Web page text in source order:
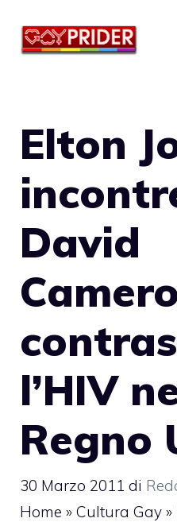
Elton
David
l’HIV
Regno
30 Marzo 2011 di
Home » Cultura Gay »